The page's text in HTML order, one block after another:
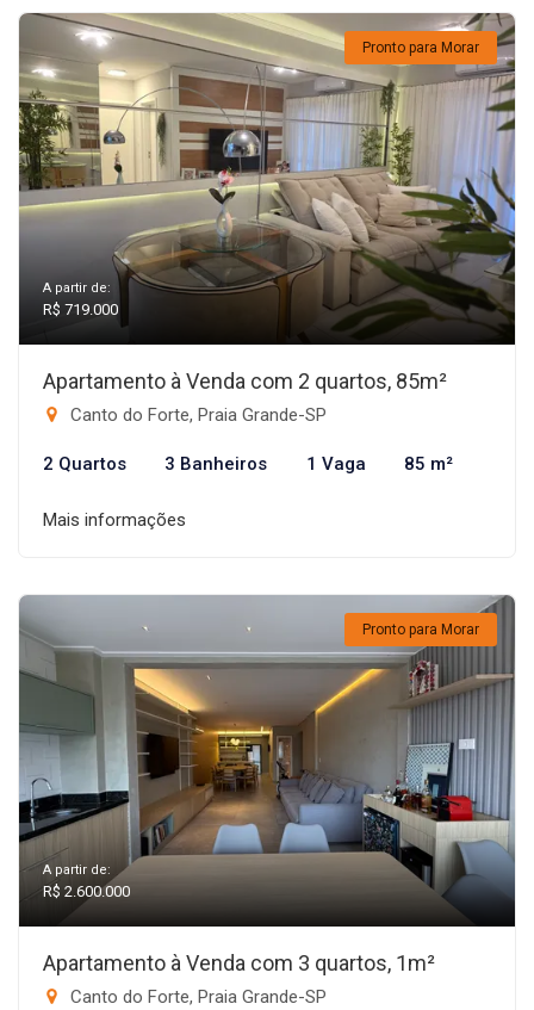
Pronto para Morar
A partir de:
R$ 719.000
Apartamento à Venda com 2 quartos, 85m²
Canto do Forte, Praia Grande-SP
2 Quartos 3 Banheiros 1 Vaga 85 m²
Mais informações
Pronto para Morar
A partir de:
R$ 2.600.000
Apartamento à Venda com 3 quartos, 1m²
Canto do Forte, Praia Grande-SP